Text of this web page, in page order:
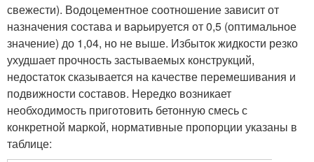
свежести). Водоцементное соотношение зависит от
назначения состава и варьируется от 0,5 (оптимальное
значение) до 1,04, но не выше. Избыток жидкости резко
ухудшает прочность застываемых конструкций,
недостаток сказывается на качестве перемешивания и
подвижности составов. Нередко возникает
необходимость приготовить бетонную смесь с
конкретной маркой, нормативные пропорции указаны в
таблице: